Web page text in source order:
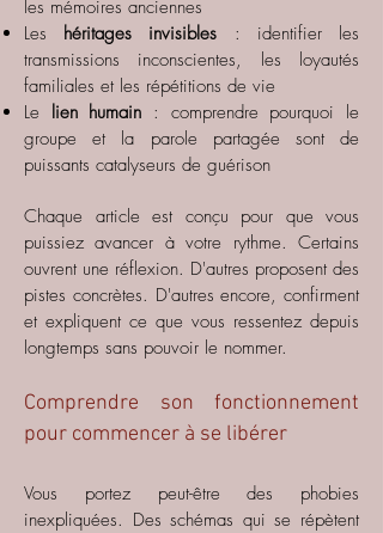
les mémoires anciennes
Les héritages invisibles : identifier les
transmissions inconscientes, les loyautés
familiales et les répétitions de vie
Le lien humain : comprendre pourquoi le
groupe et la parole partagée sont de
puissants catalyseurs de guérison
Chaque article est conçu pour que vous
puissiez avancer à votre rythme. Certains
ouvrent une réflexion. D'autres proposent des
pistes concrètes. D'autres encore, confirment
et expliquent ce que vous ressentez depuis
longtemps sans pouvoir le nommer.
Comprendre son fonctionnement
pour commencer à se libérer
Vous portez peut-être des phobies
inexpliquées. Des schémas qui se répètent